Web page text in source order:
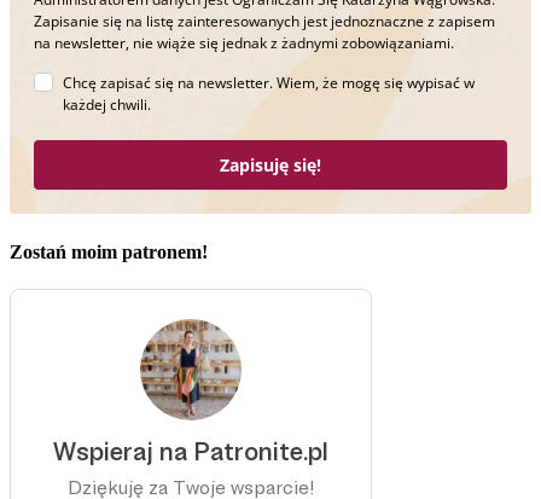
Zapisanie się na listę zainteresowanych jest jednoznaczne z zapisem
na newsletter, nie wiąże się jednak z żadnymi zobowiązaniami.
Chcę zapisać się na newsletter. Wiem, że mogę się wypisać w
każdej chwili.
Zapisuję się!
Zostań moim patronem!